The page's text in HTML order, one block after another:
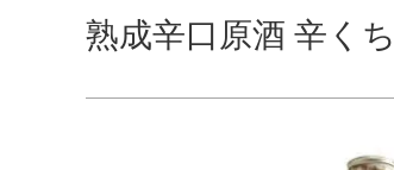
熟成辛口原酒 辛く